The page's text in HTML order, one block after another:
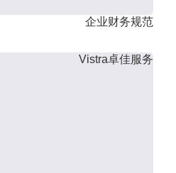
企业财务规范
Vistra卓佳服务